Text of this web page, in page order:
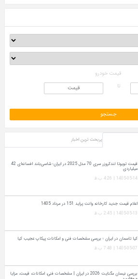
قیمت خودرو
تا
پربحث ترین اخبار
قیمت تویوتا لندکروزر سری 70 مدل 2025 در ایران؛ شاسی‌بلند افسانه‌ای 42
میلیاردی
1405-05-14 | 4:26 ب.ظ
اعلام قیمت جدید کارخانه وانت پراید 151 در مرداد 1405
1405-05-13 | 2:45 ب.ظ
کیا تاسمان در ایران ؛ بررسی مشخصات فنی و امکانات پیکاپ عجیب کیا
1405-05-07 | 7:48 ب.ظ
بررسی نیسان مگنایت 2026 در ایران | مشخصات فنی، امکانات، قیمت، مزایا